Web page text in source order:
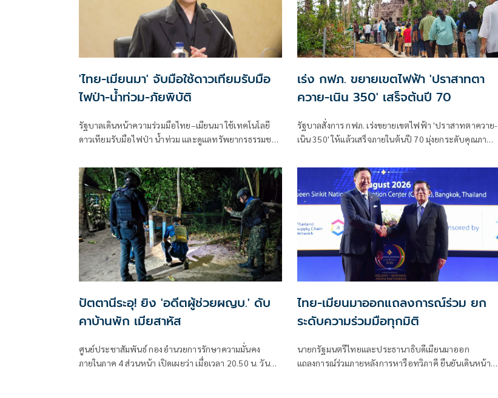
'ไทย-เมียนมา' จับมือใช้ดาวเทียมรับมือ
ไฟป่า-น้ำท่วม-ภัยพิบัติ
รัฐบาลเดินหน้าความร่วมมือไทย–เมียนมา ใช้เทคโนโลยี
ดาวเทียมรับมือไฟป่า น้ำท่วม และดูแลทรัพยากรธรรมชาติ
กัน
เร่ง กฟภ. ขยายเขตไฟฟ้า 'ปราสาทตา
ควาย-เนิน 350' เสร็จต้นปี 70
รัฐบาลสั่งการ กฟภ. เร่งขยายเขตไฟฟ้า 'ปราสาทตาควาย-
เนิน 350' ให้แล้วเสร็จภายในต้นปี 70 มุ่งยกระดับคุณภาพ
ชายแดน
ปัตตานีระอุ! ยิง 'อดีตผู้ช่วยผญบ.' ดับ
คาบ้านพัก เมียสาหัส
ศูนย์ประชาสัมพันธ์ กองอำนวยการรักษาความมั่นคง
ภายในภาค 4 ส่วนหน้า เปิดเผยว่า เมื่อเวลา 20.50 น. วันที่
ไทย-เมียนมาออกแถลงการณ์ร่วม ยก
ระดับความร่วมมือทุกมิติ
นายกรัฐมนตรีไทยและประธานาธิบดีเมียนมาออก
แถลงการณ์ร่วมภายหลังการหารือทวิภาคี ยืนยันเดินหน้า